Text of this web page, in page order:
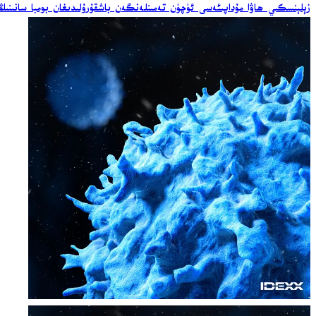
زېلېنسكىي ھاۋا مۇداپىئەسى ئۈچۈن تەمىنلەنگەن باشقۇرۇلىدىغان بومبا سانىنىڭ